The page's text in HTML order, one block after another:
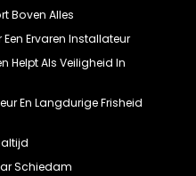
Boven Alles
Ervaren Installateur
Helpt Als Veiligheid In
En Langdurige Frisheid
Schiedam